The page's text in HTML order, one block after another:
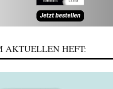
AKTUELLEN HEFT: